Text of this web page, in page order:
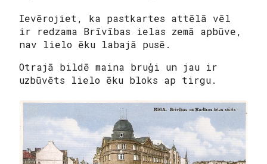
Ievērojiet, ka pastkartes attēlā vēl
ir redzama Brīvības ielas zemā apbūve,
nav lielo ēku labajā pusē.
Otrajā bildē maina bruģi un jau ir
uzbūvēts lielo ēku bloks ap tirgu.